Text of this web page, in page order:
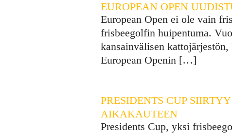
EUROPEAN OPEN
European Open ei ole vain
frisbeegolfin huipentuma.
kansainvälisen
European Openin […]
PRESIDENTS CUP
AIKAKAUTEEN
Presidents Cup, yksi